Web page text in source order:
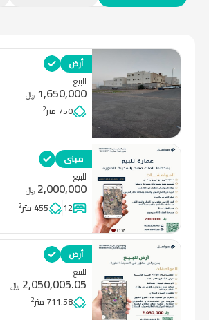
أرض
للبيع
1,650,000 ﷼
750 متر
2
مبنى
للبيع
2,000,000 ﷼
12
455 متر 2
أرض
للبيع
2,050,005.05 ﷼
711.58 متر
2